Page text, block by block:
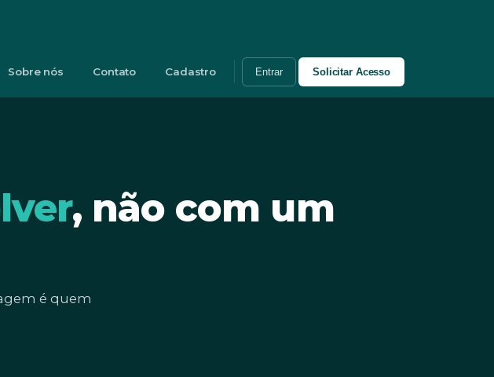
Sobre nós Contato Cadastro Entrar Solicitar Acesso
, não com um
é quem